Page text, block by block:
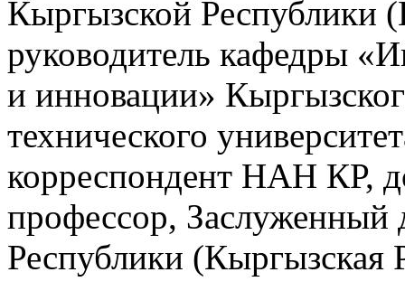
Кыргызской
руководитель кафедры
и инновации»
технического
корреспондент НАН КР,
профессор, Заслуженный
Республики (Кыргызская